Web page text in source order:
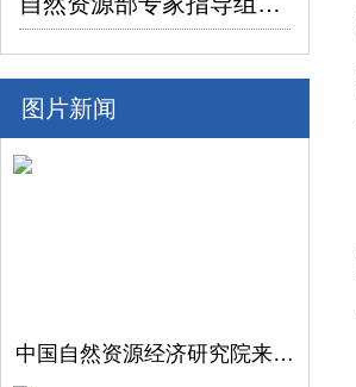
图片新闻
中国自然资源经济研究院来陕西地矿集团开展调研交流